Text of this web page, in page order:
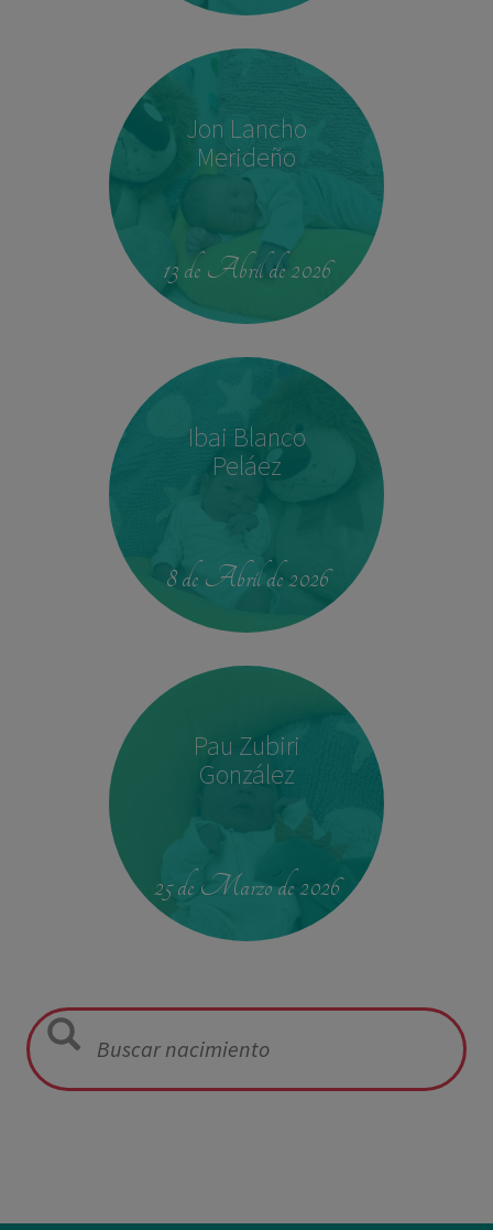
Jon Lancho
Merideño
13 de Abril de 2026
Ibai Blanco
Peláez
8 de Abril de 2026
Pau Zubiri
González
25 de Marzo de 2026